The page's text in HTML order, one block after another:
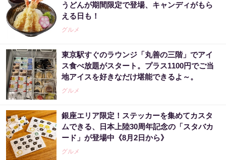
うどんが期間限定で登場、キャンディがもら
える日も！
グルメ
東京駅すぐのラウンジ「丸善の三階」でアイ
ス食べ放題がスタート。プラス1100円でご当
地アイスを好きなだけ堪能できるよ～。
グルメ
銀座エリア限定！ステッカーを集めてカスタ
ムできる、日本上陸30周年記念の「スタバカ
ード」が登場中《8月2日から》
グルメ